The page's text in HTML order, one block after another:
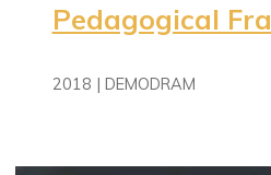
Pedagogical
2018 | DEMODRAM